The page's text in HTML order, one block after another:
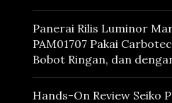
Bracelet
Panerai Rilis Luminor
PAM01707 Pakai
Bobot Ringan, dan
Vintage Vibes
Hands-On Review Seiko